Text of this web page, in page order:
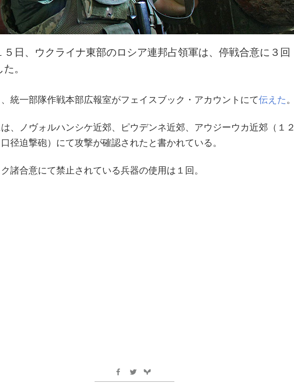
５日、ウクライナ東部のロシア連邦占領軍は、停戦合意に３回
。
、統一部隊作戦本部広報室がフェイスブック・アカウントにて伝えた 。
、ノヴォルハンシケ近郊、ピウデンネ近郊、アウジーウカ近郊（１２
口径迫撃砲）にて攻撃が確認されたと書かれている。
ク諸合意にて禁止されている兵器の使用は１回。